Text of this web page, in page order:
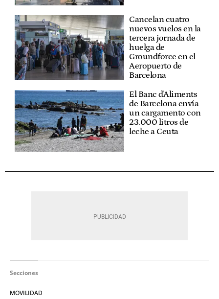
Cancelan cuatro
nuevos vuelos en la
tercera jornada de
huelga de
Groundforce en el
Aeropuerto de
Barcelona
El Banc d'Aliments
de Barcelona envía
un cargamento con
23.000 litros de
leche a Ceuta
Secciones
MOVILIDAD